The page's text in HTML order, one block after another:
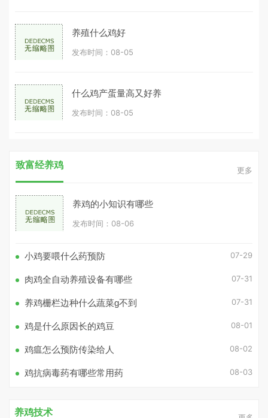
养殖什么鸡好
发布时间：08-05
什么鸡产蛋量高又好养
发布时间：08-05
致富经养鸡 更多
养鸡的小知识有哪些
发布时间：08-06
小鸡要喂什么药预防 07-29
肉鸡全自动养殖设备有哪些 07-31
养鸡栅栏边种什么蔬菜g不到 07-31
鸡是什么原因长的鸡豆 08-01
鸡瘟怎么预防传染给人 08-02
鸡抗病毒药有哪些常用药 08-03
养鸡技术